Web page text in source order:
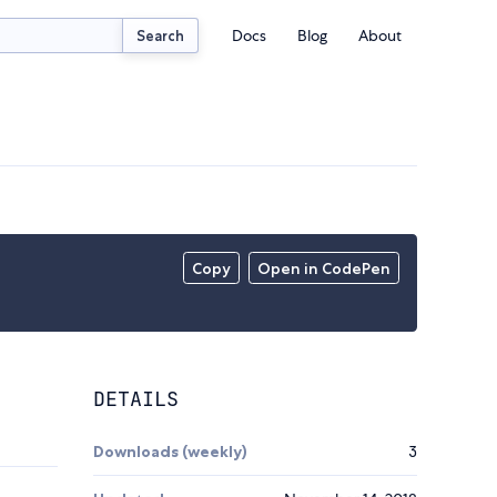
Search Docs Blog About
Copy Open in CodePen
DETAILS
Downloads (weekly) 3